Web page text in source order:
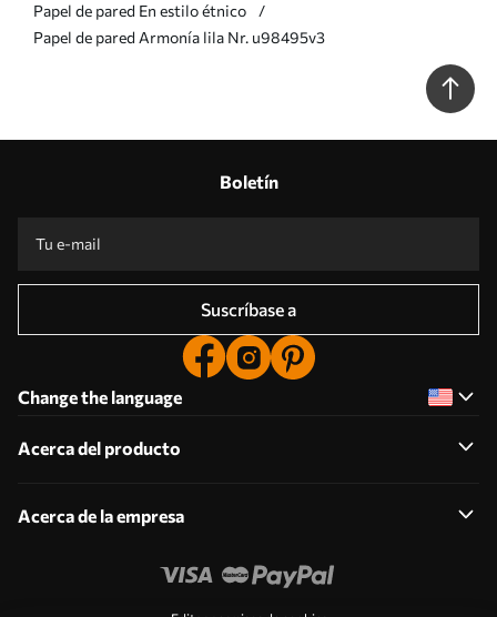
Papel de pared En estilo étnico
Papel de pared Armonía lila Nr. u98495v3
Boletín
Suscríbase a
Change the language
Acerca del producto
Acerca de la empresa